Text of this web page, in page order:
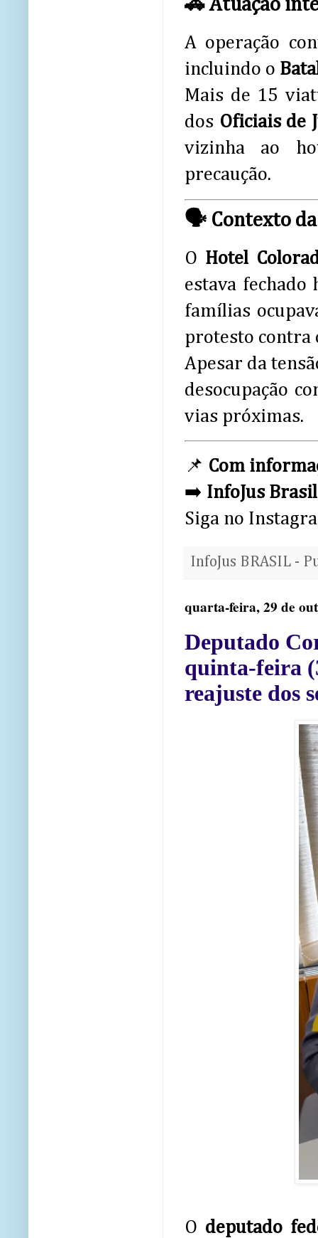
🚓 Atuação
A operação
incluindo o
Mais de 15
dos Oficiais de
vizinha ao
precaução.
🗣️ Contexto da
O Hotel
estava
famílias
protesto contra
Apesar da
desocupação
vias próximas.
📌 Com
➡️ InfoJus
Siga no
InfoJus BRASIL -
quarta-feira, 29 de
Deputado
quinta-feira
reajuste dos
O deputado